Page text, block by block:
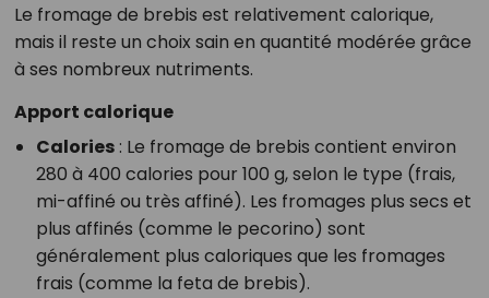
Le fromage de brebis est relativement calorique,
mais il reste un choix sain en quantité modérée grâce
à ses nombreux nutriments.
Apport calorique
Calories: Le fromage de brebis contient environ
280 à 400 calories pour 100 g, selon le type (frais,
mi-affiné ou très affiné). Les fromages plus secs et
plus affinés (comme le pecorino) sont
généralement plus caloriques que les fromages
frais (comme la feta de brebis).